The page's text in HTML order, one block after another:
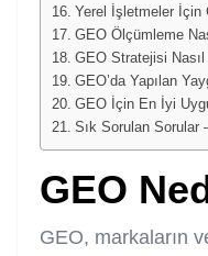
Yerel İşletmeler İçin
GEO Ölçümleme
GEO Stratejisi Nasıl
GEO’da Yapılan
GEO İçin En İyi
Sık Sorulan Sorular
GEO
GEO, markaların